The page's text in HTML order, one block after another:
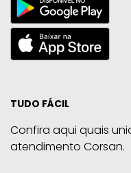
TUDO FÁCIL
Confira aqui quais
atendimento Corsan.